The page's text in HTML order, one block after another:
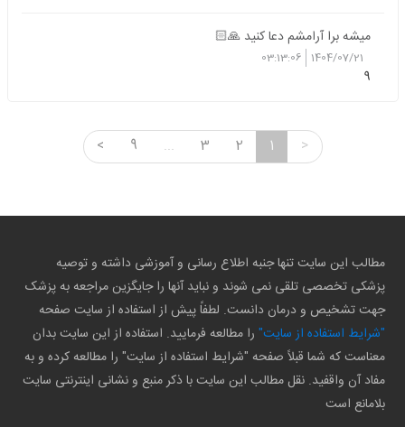
میشه برا آرامشم دعا کنید 🙏🏻
1404/07/21
03:13:06
9
>
1
2
3
...
9
<
مطالب این سایت تنها جنبه اطلاع رسانی و آموزشی داشته و توصیه
پزشکی تخصصی تلقی نمی شوند و نباید آنها را جایگزین مراجعه به پزشک
جهت تشخیص و درمان دانست. لطفاً پیش از استفاده از سایت صفحه
"شرایط استفاده از سایت" را مطالعه فرمایید. استفاده از این سایت بدان
معناست که شما قبلاً صفحه "شرایط استفاده از سایت" را مطالعه کرده و به
مفاد آن واقفید. نقل مطالب این سایت با ذکر منبع و نشانی اینترنتی سایت
بلامانع است